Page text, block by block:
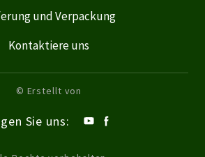
und Verpackung
Kontaktiere uns
© Erstellt von
Sie uns: